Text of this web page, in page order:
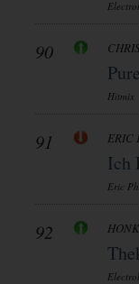
90
Hitmix
91 ERIC
Ich
Eric
92